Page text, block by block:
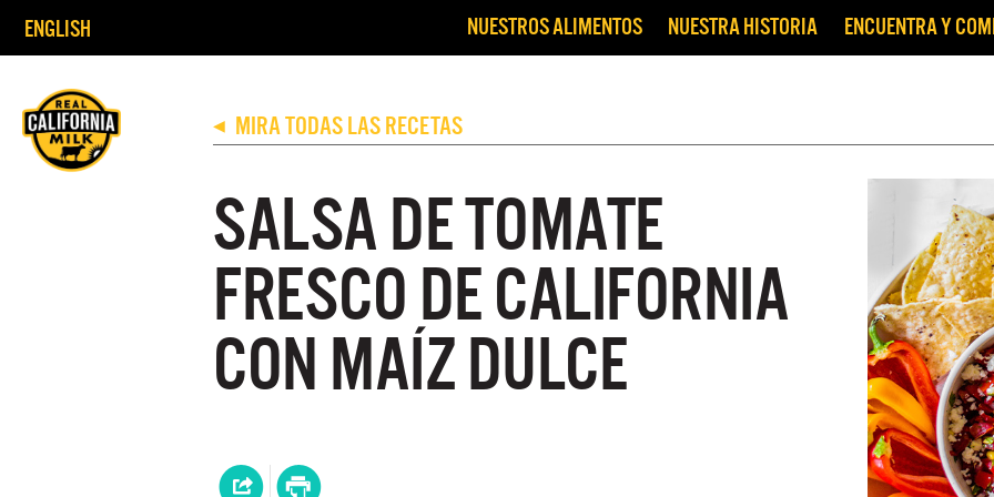
ENGLISH NUESTROS ALIMENTOS NUESTRA HISTORIA ENCUENTRA Y
◀ MIRA TODAS LAS RECETAS
SALSA DE TOMATE
FRESCO DE CALIFORNIA
CON MAÍZ DULCE